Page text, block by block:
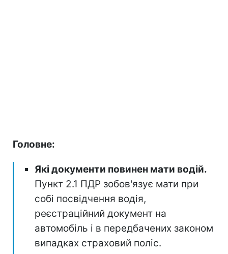
Головне:
Які документи повинен мати водій.
Пункт 2.1 ПДР зобов'язує мати при
собі посвідчення водія,
реєстраційний документ на
автомобіль і в передбачених законом
випадках страховий поліс.